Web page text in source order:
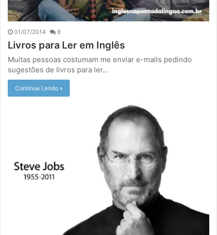
01/07/2014 8
Livros para Ler em Inglês
Muitas pessoas costumam me enviar e-mails pedindo
sugestões de livros para ler…
Continue Lendo »